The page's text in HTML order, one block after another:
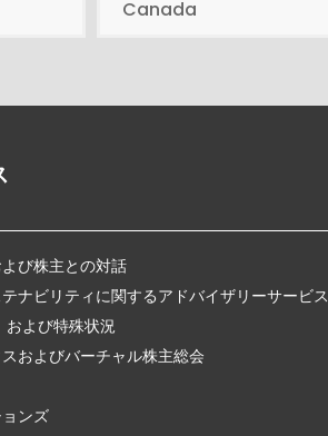
Canada
び株主との対話
ナビリティに関するアドバイザリーサービス
よび特殊状況
およびバーチャル株主総会
ンズ